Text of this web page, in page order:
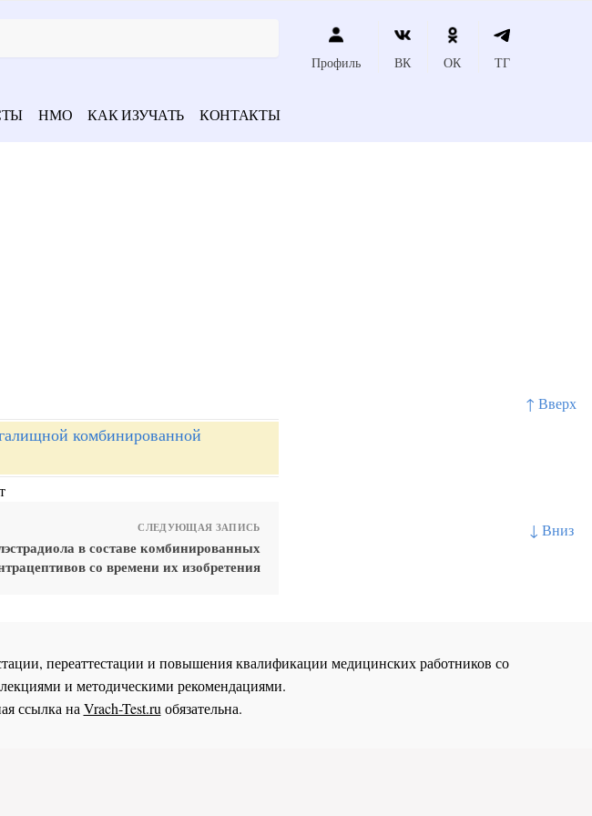
↑ Вверх
↓ Вниз
Профиль ВК ОК ТГ
НМО КАК ИЗУЧАТЬ КОНТАКТЫ
комбинированной
СЛЕДУЮЩАЯ ЗАПИСЬ
в составе комбинированных
со времени их изобретения
переаттестации и повышения квалификации медицинских работников со
и методическими рекомендациями.
ссылка наVrach-Test.ruобязательна.